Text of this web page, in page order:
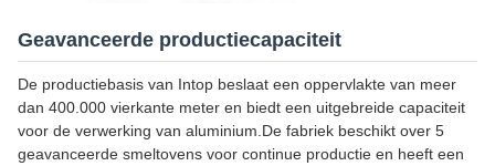
Geavanceerde productiecapaciteit
De productiebasis van Intop beslaat een oppervlakte van meer
dan 400.000 vierkante meter en biedt een uitgebreide capaciteit
voor de verwerking van aluminium.De fabriek beschikt over 5
geavanceerde smeltovens voor continue productie en heeft een